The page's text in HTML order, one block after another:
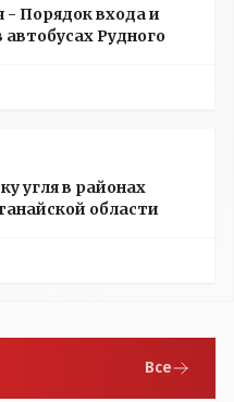
- Порядок входа и
Рудного
области
Все